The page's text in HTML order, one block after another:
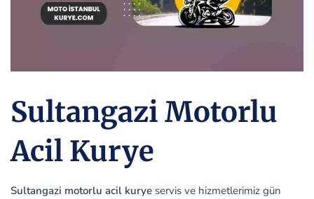
Sultangazi Motorlu
Acil Kurye
Sultangazi motorlu acil kurye servis ve hizmetlerimiz gün